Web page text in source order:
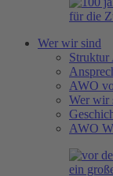
Wer wir sind
Struktur
AWO
Wer wir
AWO